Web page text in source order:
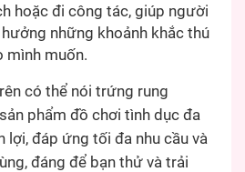
hoặc đi công tác, giúp người
những khoảnh khắc thú
mình muốn.
có thể nói trứng rung
phẩm đồ chơi tình dục đa
lợi, đáp ứng tối đa nhu cầu và
đáng để bạn thử và trải